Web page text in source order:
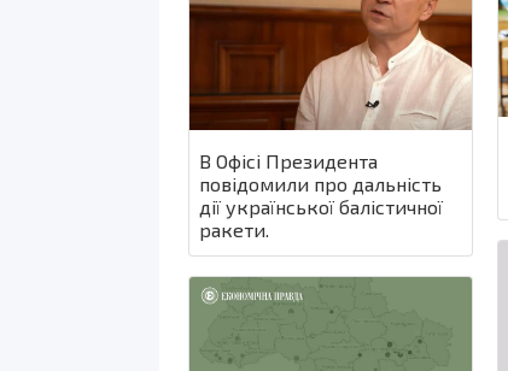
В Офісі Президента
повідомили про дальність
дії української балістичної
ракети.